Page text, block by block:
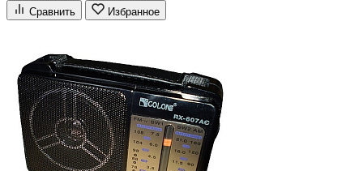
Сравнить Избранное